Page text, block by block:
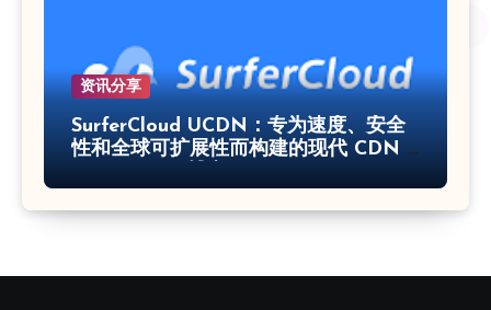
资讯分享
SurferCloud UCDN：专为速度、安全
性和全球可扩展性而构建的现代 CDN –